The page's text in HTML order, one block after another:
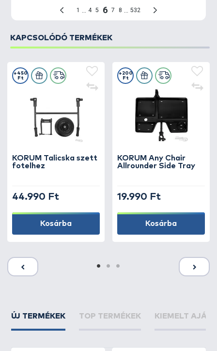
KAPCSOLÓDÓ TERMÉKEK
KORUM Talicska szett
fotelhez
+450
Ft
44.990 Ft
Kosárba
KORUM Any Chair
Allrounder Side Tray
+200
Ft
19.990 Ft
Kosárba
ÚJ TERMÉKEK TOP TERMÉKEK KIEMELT